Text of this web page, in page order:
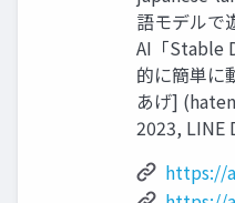
語モデルで
AI「Stable
的に簡単に
あげ]
2023, LINE
https://